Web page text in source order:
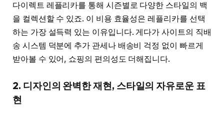
다이렉트 레플리카를 통해 시즌별로 다양한 스타일의 백
을 컬렉션할 수 있죠. 이 비용 효율성은 레플리카를 선택
하는 가장 설득력 있는 이유입니다. 게다가 사이트의 직배
송 시스템 덕분에 추가 관세나 배송비 걱정 없이 빠르게
받아볼 수 있어, 쇼핑의 편의성도 더해집니다.
2. 디자인의 완벽한 재현, 스타일의 자유로운 표
현